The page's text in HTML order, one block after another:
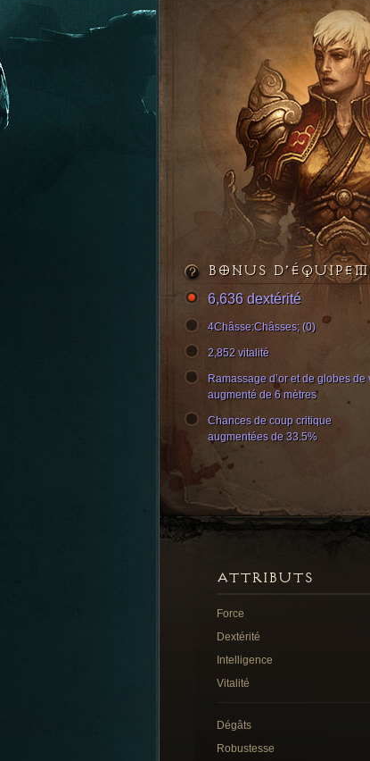
BONUS
6,636 dextérité
4Châsse:Châsses; (0)
2,852 vitalité
Ramassage d’or et de globes de
augmenté de 6 mètres
Chances de coup critique
augmentées de 33.5%
ATTRIBUTS
Force
Dextérité
Intelligence
Vitalité
Dégâts
Robustesse